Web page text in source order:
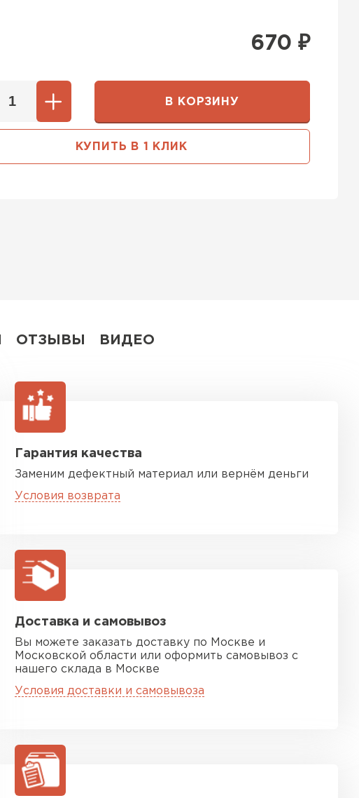
670 ₽
В КОРЗИНУ
КУПИТЬ В 1 КЛИК
ОТЗЫВЫ ВИДЕО
Гарантия качества
Заменим дефектный материал или вернём деньги
Условия возврата
Доставка и самовывоз
Вы можете заказать доставку по Москве и
Московской области или оформить самовывоз с
нашего склада в Москве
Условия доставки и самовывоза